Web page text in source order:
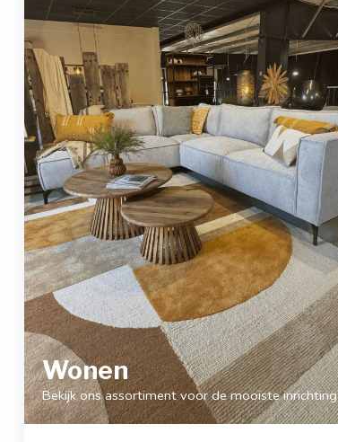
Wonen
Bekijk ons assortiment voor de mooiste inrichting